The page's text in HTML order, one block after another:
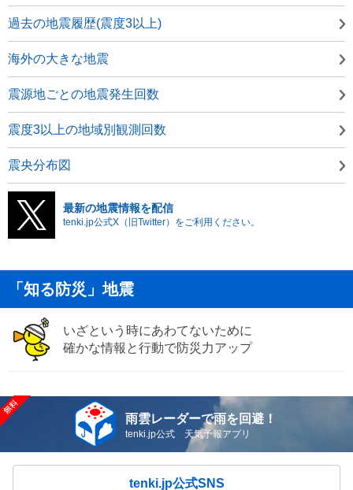
過去の地震履歴(震度3以上)
海外の大きな地震
震源地ごとの地震発生回数
震度3以上の地域別観測回数
震央分布図
最新の地震情報を配信
tenki.jp公式X（旧Twitter）をご利用ください。
「知る防災」地震
いざという時にあわてないために
確かな情報と行動で防災力アップ
雨雲レーダーで雨を回避！
tenki.jp公式 天気予報アプリ
tenki.jp公式SNS